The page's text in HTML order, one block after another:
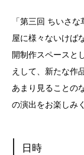
「第三回 ちいさ
屋に様々ないけば
開制作スペースと
えして、新たな作
あまり見ることの
の演出をお楽しみ
日時